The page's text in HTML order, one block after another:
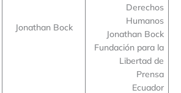
Jonathan Bock
Derechos
Humanos
Jonathan Bock
Fundación para la
Libertad de
Prensa
Ecuador